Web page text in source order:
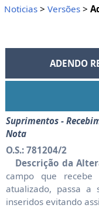
Noticias> Versões>
ADENDO
Suprimentos -
Nota
O.S.: 781204/2
Descrição da
campo que
atualizado, passa
inseridos evitando